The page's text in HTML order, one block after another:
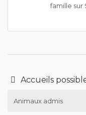
famille sur
Accueils
Animaux admis